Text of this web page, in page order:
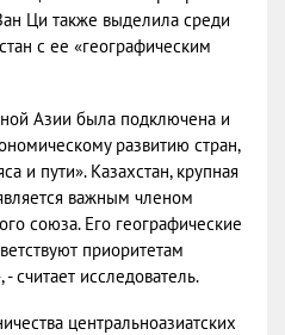
Ци также выделила среди
с ее «географическим
Азии была подключена и
развитию стран,
и пути». Казахстан, крупная
важным членом
союза. Его географические
приоритетам
считает исследователь.
центральноазиатских